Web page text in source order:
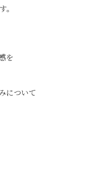
を
について